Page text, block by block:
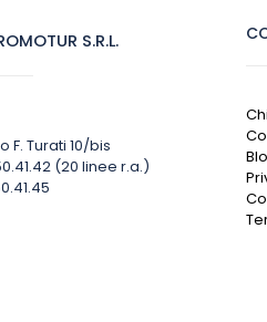
S.R.L.
F. Turati 10/bis
(20 linee r.a.)